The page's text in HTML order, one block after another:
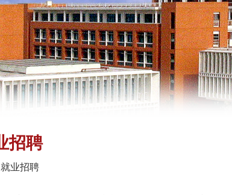
招聘
就业招聘